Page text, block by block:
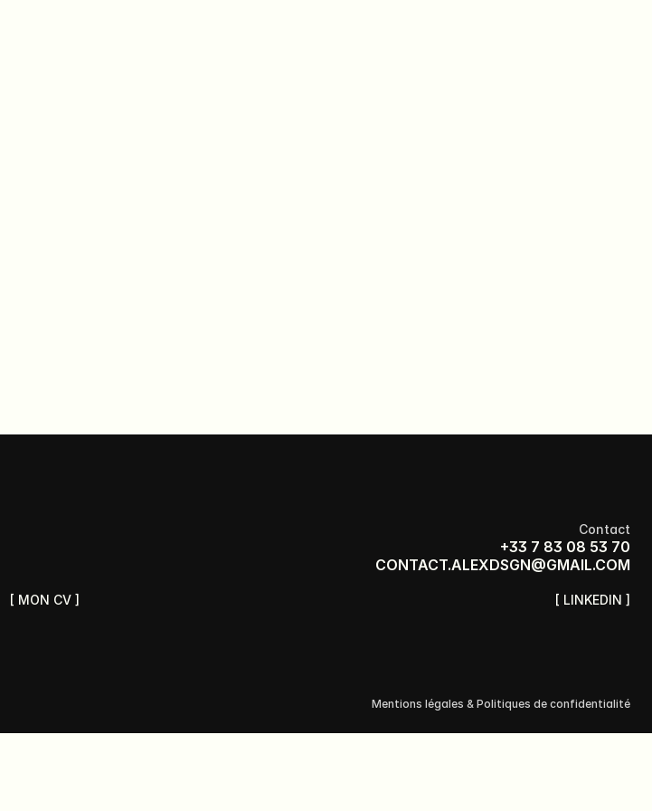
Contact
+33 7 83 08 53 70
CONTACT.ALEXDSGN@GMAIL.COM
[ MON CV ] [ LINKEDIN ]
Mentions légales & Politiques de confidentialité